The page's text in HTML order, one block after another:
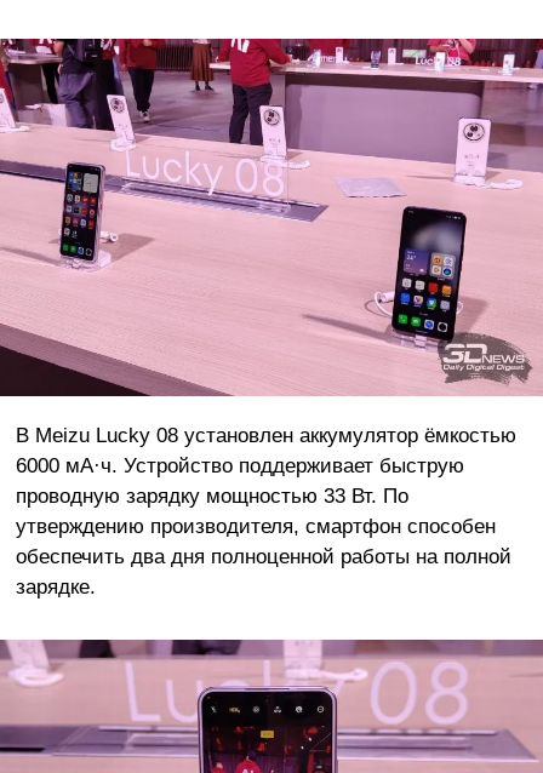
В Meizu Lucky 08 установлен аккумулятор ёмкостью
6000 мА·ч. Устройство поддерживает быструю
проводную зарядку мощностью 33 Вт. По
утверждению производителя, смартфон способен
обеспечить два дня полноценной работы на полной
зарядке.